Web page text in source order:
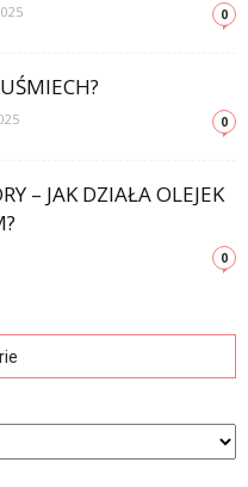
0
0
– JAK DZIAŁA OLEJEK
0